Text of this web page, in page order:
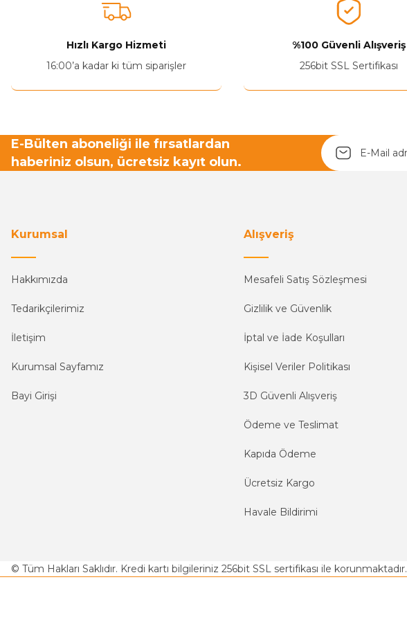
Ürün açıklamasında eksik bilgiler bulunuyor.
Hızlı Kargo Hizmeti
16:00’a kadar ki tüm siparişler
%100 Güvenli Alışveriş
256bit SSL Sertifikası
E-Bülten aboneliği ile fırsatlardan
haberiniz olsun, ücretsiz kayıt olun.
Kurumsal
Hakkımızda
Tedarikçilerimiz
İletişim
Kurumsal Sayfamız
Bayi Girişi
Alışveriş
Mesafeli Satış Sözleşmesi
Gizlilik ve Güvenlik
İptal ve İade Koşulları
Kişisel Veriler Politikası
3D Güvenli Alışveriş
Ödeme ve Teslimat
Kapıda Ödeme
Ücretsiz Kargo
Havale Bildirimi
© Tüm Hakları Saklıdır. Kredi kartı bilgileriniz 256bit SSL sertifikası ile korunmaktadır.